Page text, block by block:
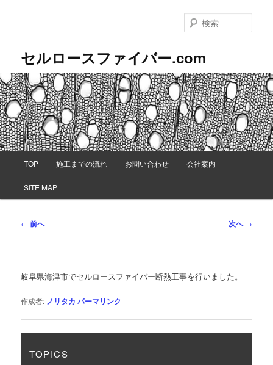
ン
ツ
へ
移
動
セルロースファイバー.com
索
TOP 施工までの流れ お問い合わせ 会社案内
SITE MAP
投
ゲ
シ
← 前へ 次へ→
岐阜県海津市でセルロースファイバー断熱工事を行いました。
作成者: ノリタカ パーマリンク
TOPICS